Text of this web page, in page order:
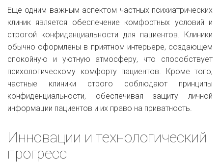
Еще одним важным аспектом частных психиатрических
клиник является обеспечение комфортных условий и
строгой конфиденциальности для пациентов. Клиники
обычно оформлены в приятном интерьере, создающем
спокойную и уютную атмосферу, что способствует
психологическому комфорту пациентов. Кроме того,
частные клиники строго соблюдают принципы
конфиденциальности, обеспечивая защиту личной
информации пациентов и их право на приватность.
Инновации и технологический
прогресс